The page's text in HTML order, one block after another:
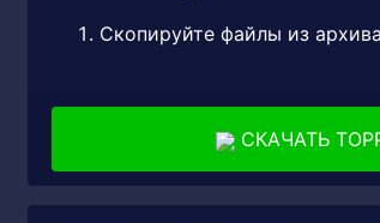
Скопируйте файлы из
СКАЧАТЬ